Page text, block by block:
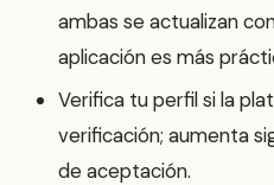
ambas se actualizan
aplicación es más
Verifica tu perfil si la
verificación; aumenta
de aceptación.